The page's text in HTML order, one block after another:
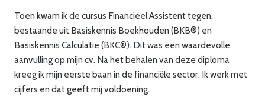
Toen kwam ik de cursus Financieel Assistent tegen,
bestaande uit Basiskennis Boekhouden (BKB®) en
Basiskennis Calculatie (BKC®). Dit was een waardevolle
aanvulling op mijn cv. Na het behalen van deze diploma
kreeg ik mijn eerste baan in de financiële sector. Ik werk met
cijfers en dat geeft mij voldoening.